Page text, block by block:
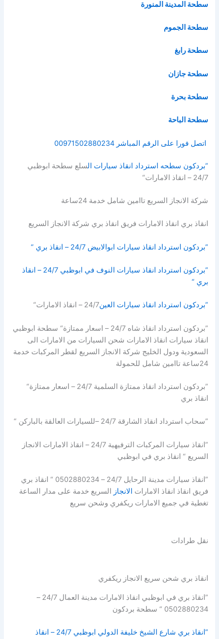
سطحة المدينة المنورة
سطحة الجموم
سطحة رابغ
سطحة جازان
سطحة بحرة
سطحة الباحة
اتصل فورا على الرقم المباشر 00971502880234
”بردكون سطحه استرداد انقاذ سيارات السلع سطحة ابوظبي
24/7 – انقاذ الامارات“
شركة الانجاز السريع تاامين شامل خدمة 24ساعة
انقاذ بري انقاذ الامارات فريق انقاذ بري شركة الانجاز السريع
”بردكون استرداد انقاذ سيارات ابوالابيض 24/7 – انقاذ بري “
”بردكون استرداد انقاذ سيارات النوف في ابوظبي 24/7 – انقاذ
بري “
”بردكون استرداد انقاذ سيارات العين24/7 – انقاذ الامارات“
”بردكون استرداد انقاذ شاه 24/7 – اسعار ممتازة“ سطحة ابوظبي
انقاذ سيارات انقاذ الامارات شحن السيارات من الامارات الى
السعودية ودول الخليج شركة الانجاز السريع لقطر المركبات خدمة
24ساعة تاامين شامل للحمولة
”بردكون استرداد انقاذ ممتازة السلمية 24/7 – اسعار ممتازة“
انقاذ بري
”سحاب استرداد انقاذ الشارقة 24/7 –للسيارات العالقة بالباركن “
”انقاذ سيارات المركبات الترفيهية 24/7 – انقاذ الامارات الانجاز
السريع “ انقاذ بري في ابوظبي
”انقاذ سيارات مدينة الرحايل 24/7 – 0502880234 “ انقاذ بري
فريق انقاذ انقاذ الامارات الانجاز السريع خدمة على مدار الساعة
تغطية في جميع الامارات ريكفري وشحن سريع
نقل طرادات
انقاذ بري شحن سريع الانجاز ريكفري
”انقاذ بري في ابوظبي انقاذ الامارات مدينة العمال 24/7 –
0502880234 “ سطحة بردكون
”انقاذ بري شارع الشيخ خليفة الدولي ابوظبي 24/7 – انقاذ